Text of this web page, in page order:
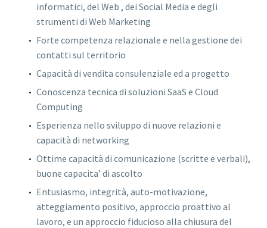
informatici, del Web , dei Social Media e degli
strumenti di Web Marketing
Forte competenza relazionale e nella gestione dei
contatti sul territorio
Capacità di vendita consulenziale ed a progetto
Conoscenza tecnica di soluzioni SaaS e Cloud
Computing
Esperienza nello sviluppo di nuove relazioni e
capacità di networking
Ottime capacità di comunicazione (scritte e verbali),
buone capacita’ di ascolto
Entusiasmo, integrità, auto-motivazione,
atteggiamento positivo, approccio proattivo al
lavoro, e un approccio fiducioso alla chiusura del